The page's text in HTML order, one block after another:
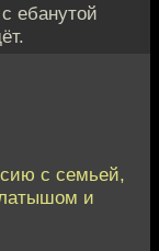
ебанутой
с семьей,
латышом и